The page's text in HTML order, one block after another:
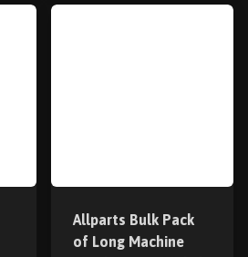
Allparts Bulk Pack
of Long Machine